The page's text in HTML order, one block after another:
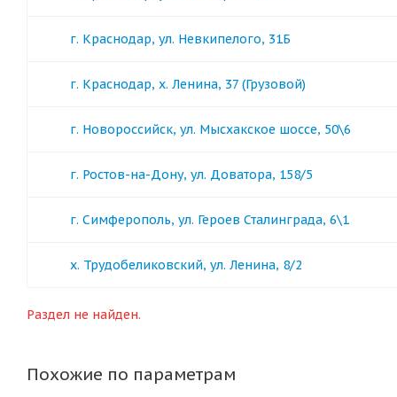
г. Краснодар, ул. Невкипелого, 31Б
г. Краснодар, х. Ленина, 37 (Грузовой)
г. Новороссийск, ул. Мысхакское шоссе, 50\6
г. Ростов-на-Дону, ул. Доватора, 158/5
г. Симферополь, ул. Героев Сталинграда, 6\1
х. Трудобеликовский, ул. Ленина, 8/2
Раздел не найден.
Похожие по параметрам